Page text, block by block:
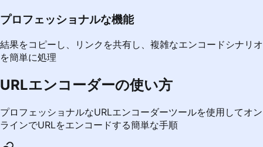
プロフェッショナルな機能
結果をコピーし、リンクを共有し、複雑なエンコードシナリオ
を簡単に処理
URLエンコーダーの使い方
プロフェッショナルなURLエンコーダーツールを使用してオン
ラインでURLをエンコードする簡単な手順